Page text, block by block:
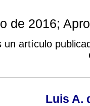
de 2016;
un artículo
Luis A.